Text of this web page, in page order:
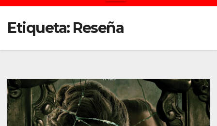
Etiqueta: Reseña